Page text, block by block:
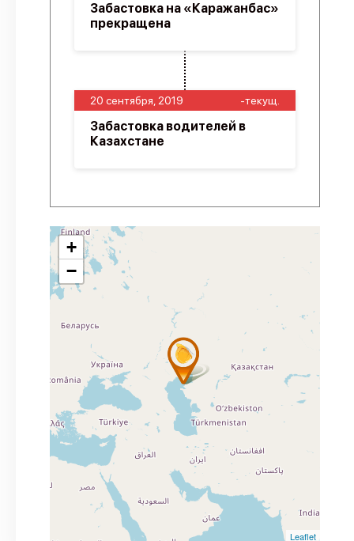
20 сентября, 2019 -текущ.
Забастовка водителей в
Казахстане
Забастовка на «Каражанбас»
прекращена
+
−
Leaflet